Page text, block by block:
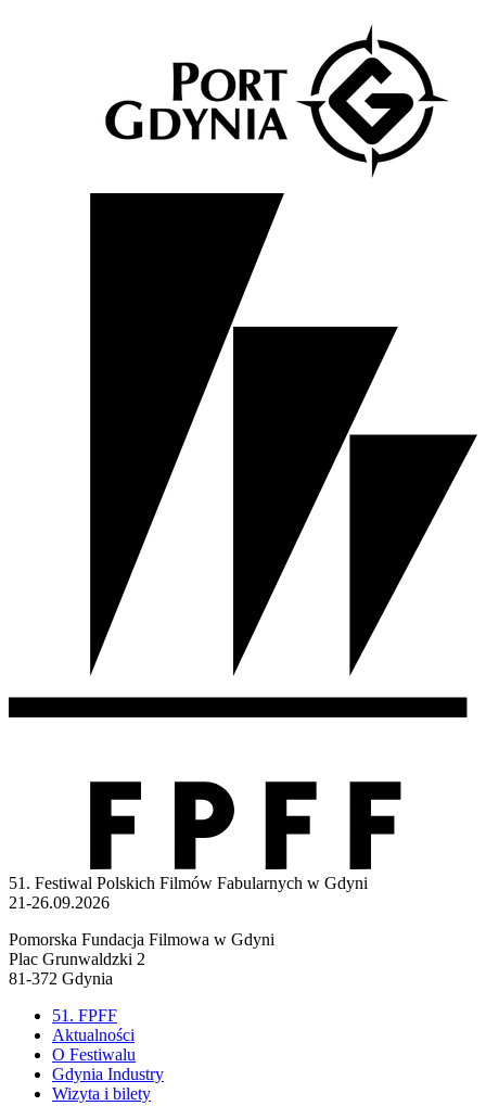
51. Festiwal Polskich Filmów Fabularnych w Gdyni
21-26.09.2026
Pomorska Fundacja Filmowa w Gdyni
Plac Grunwaldzki 2
81-372 Gdynia
51. FPFF
Aktualności
O Festiwalu
Gdynia Industry
Wizyta i bilety